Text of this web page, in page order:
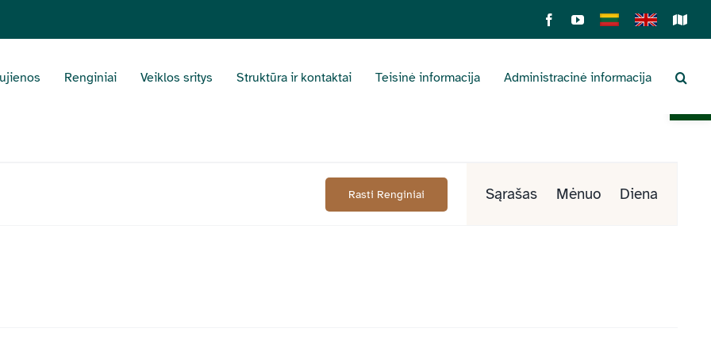
FacebookYouTube
Lietuviškai
English
Renginiai Veiklos sritys Struktūra ir kontaktai Teisinė informacija Administracinė informacija
Rasti Renginiai
Views
Sąrašas Mėnuo Diena